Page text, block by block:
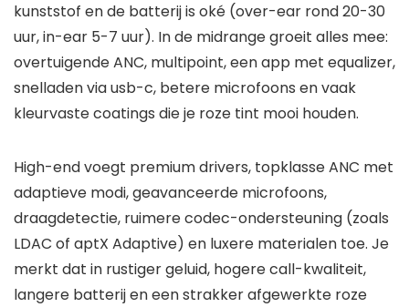
kunststof en de batterij is oké (over-ear rond 20-30
uur, in-ear 5-7 uur). In de midrange groeit alles mee:
overtuigende ANC, multipoint, een app met equalizer,
snelladen via usb-c, betere microfoons en vaak
kleurvaste coatings die je roze tint mooi houden.
High-end voegt premium drivers, topklasse ANC met
adaptieve modi, geavanceerde microfoons,
draagdetectie, ruimere codec-ondersteuning (zoals
LDAC of aptX Adaptive) en luxere materialen toe. Je
merkt dat in rustiger geluid, hogere call-kwaliteit,
langere batterij en een strakker afgewerkte roze